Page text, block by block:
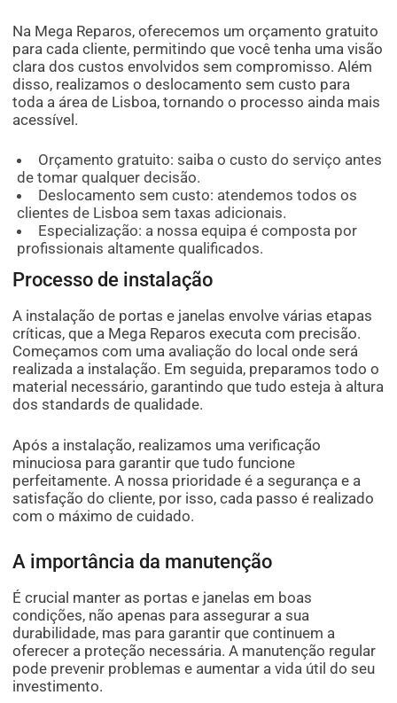
Na Mega Reparos, oferecemos um orçamento gratuito
para cada cliente, permitindo que você tenha uma visão
clara dos custos envolvidos sem compromisso. Além
disso, realizamos o deslocamento sem custo para
toda a área de Lisboa, tornando o processo ainda mais
acessível.
Orçamento gratuito: saiba o custo do serviço antes
de tomar qualquer decisão.
Deslocamento sem custo: atendemos todos os
clientes de Lisboa sem taxas adicionais.
Especialização: a nossa equipa é composta por
profissionais altamente qualificados.
Processo de instalação
A instalação de portas e janelas envolve várias etapas
críticas, que a Mega Reparos executa com precisão.
Começamos com uma avaliação do local onde será
realizada a instalação. Em seguida, preparamos todo o
material necessário, garantindo que tudo esteja à altura
dos standards de qualidade.
Após a instalação, realizamos uma verificação
minuciosa para garantir que tudo funcione
perfeitamente. A nossa prioridade é a segurança e a
satisfação do cliente, por isso, cada passo é realizado
com o máximo de cuidado.
A importância da manutenção
É crucial manter as portas e janelas em boas
condições, não apenas para assegurar a sua
durabilidade, mas para garantir que continuem a
oferecer a proteção necessária. A manutenção regular
pode prevenir problemas e aumentar a vida útil do seu
investimento.